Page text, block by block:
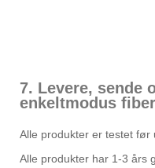
7. Levere, sende
enkeltmodus
Alle produkter er testet før
Alle produkter har 1-3 års